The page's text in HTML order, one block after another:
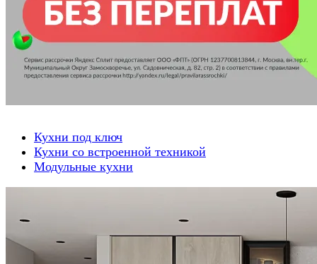
Кухни под ключ
Кухни со встроенной техникой
Модульные кухни